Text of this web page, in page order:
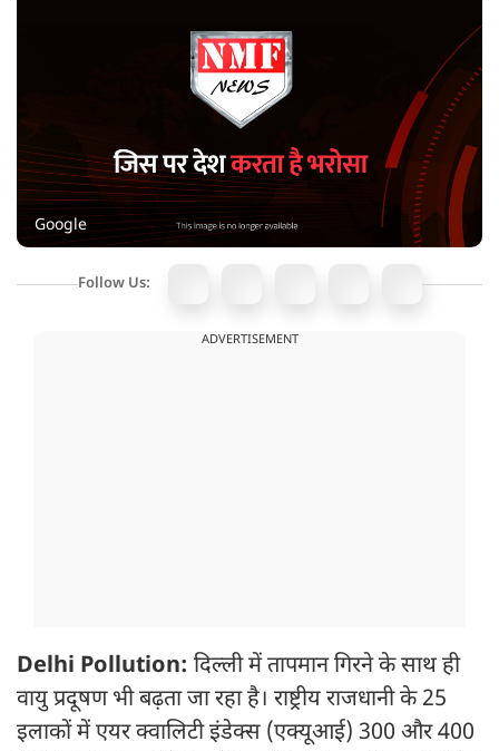
Google
Follow Us:
ADVERTISEMENT
Delhi Pollution: दिल्ली में तापमान गिरने के साथ ही
वायु प्रदूषण भी बढ़ता जा रहा है। राष्ट्रीय राजधानी के 25
इलाकों में एयर क्वालिटी इंडेक्स (एक्यूआई) 300 और 400